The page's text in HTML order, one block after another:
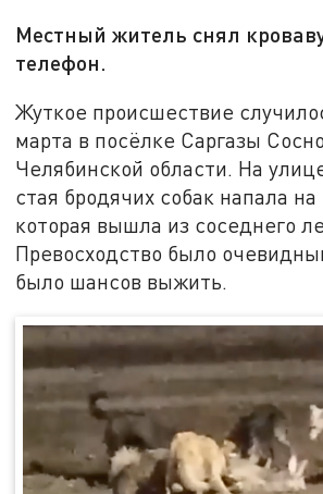
Местный житель снял
телефон.
Жуткое происшествие
марта в посёлке Саргазы
Челябинской области. На
стая бродячих собак напала
которая вышла из соседнего
Превосходство было
было шансов выжить.